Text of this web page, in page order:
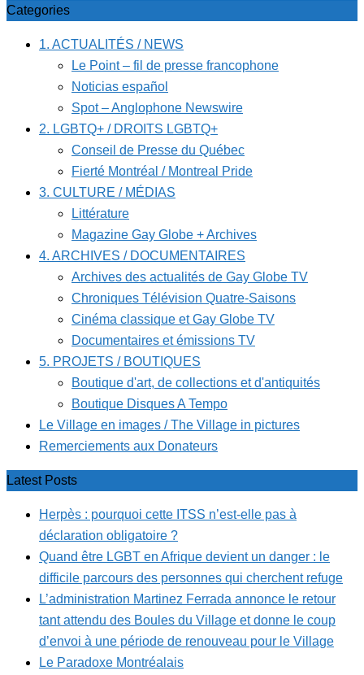
Categories
1. ACTUALITÉS / NEWS
Le Point – fil de presse francophone
Noticias español
Spot – Anglophone Newswire
2. LGBTQ+ / DROITS LGBTQ+
Conseil de Presse du Québec
Fierté Montréal / Montreal Pride
3. CULTURE / MÉDIAS
Littérature
Magazine Gay Globe + Archives
4. ARCHIVES / DOCUMENTAIRES
Archives des actualités de Gay Globe TV
Chroniques Télévision Quatre-Saisons
Cinéma classique et Gay Globe TV
Documentaires et émissions TV
5. PROJETS / BOUTIQUES
Boutique d'art, de collections et d'antiquités
Boutique Disques A Tempo
Le Village en images / The Village in pictures
Remerciements aux Donateurs
Latest Posts
Herpès : pourquoi cette ITSS n’est-elle pas à
déclaration obligatoire ?
Quand être LGBT en Afrique devient un danger : le
difficile parcours des personnes qui cherchent refuge
L’administration Martinez Ferrada annonce le retour
tant attendu des Boules du Village et donne le coup
d’envoi à une période de renouveau pour le Village
Le Paradoxe Montréalais